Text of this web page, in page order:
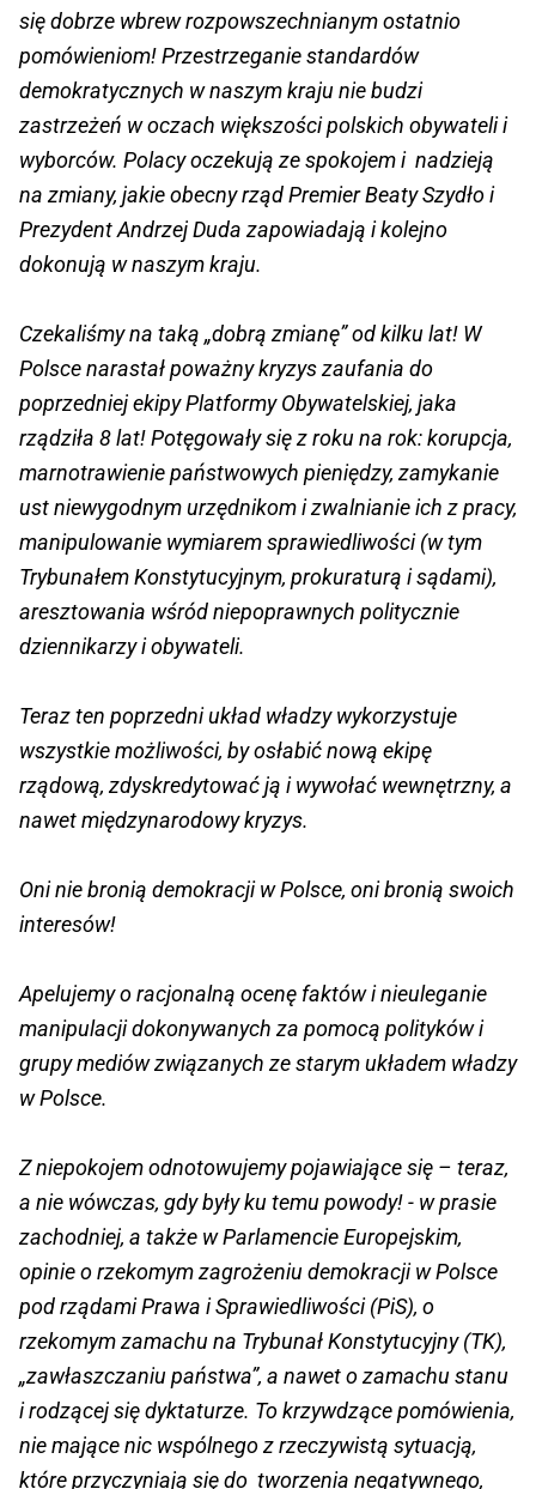
się dobrze wbrew rozpowszechnianym ostatnio
pomówieniom! Przestrzeganie standardów
demokratycznych w naszym kraju nie budzi
zastrzeżeń w oczach większości polskich obywateli i
wyborców. Polacy oczekują ze spokojem i nadzieją
na zmiany, jakie obecny rząd Premier Beaty Szydło i
Prezydent Andrzej Duda zapowiadają i kolejno
dokonują w naszym kraju.
Czekaliśmy na taką „dobrą zmianę” od kilku lat! W
Polsce narastał poważny kryzys zaufania do
poprzedniej ekipy Platformy Obywatelskiej, jaka
rządziła 8 lat! Potęgowały się z roku na rok: korupcja,
marnotrawienie państwowych pieniędzy, zamykanie
ust niewygodnym urzędnikom i zwalnianie ich z pracy,
manipulowanie wymiarem sprawiedliwości (w tym
Trybunałem Konstytucyjnym, prokuraturą i sądami),
aresztowania wśród niepoprawnych politycznie
dziennikarzy i obywateli.
Teraz ten poprzedni układ władzy wykorzystuje
wszystkie możliwości, by osłabić nową ekipę
rządową, zdyskredytować ją i wywołać wewnętrzny, a
nawet międzynarodowy kryzys.
Oni nie bronią demokracji w Polsce, oni bronią swoich
interesów!
Apelujemy o racjonalną ocenę faktów i nieuleganie
manipulacji dokonywanych za pomocą polityków i
grupy mediów związanych ze starym układem władzy
w Polsce.
Z niepokojem odnotowujemy pojawiające się – teraz,
a nie wówczas, gdy były ku temu powody! - w prasie
zachodniej, a także w Parlamencie Europejskim,
opinie o rzekomym zagrożeniu demokracji w Polsce
pod rządami Prawa i Sprawiedliwości (PiS), o
rzekomym zamachu na Trybunał Konstytucyjny (TK),
„zawłaszczaniu państwa”, a nawet o zamachu stanu
i rodzącej się dyktaturze. To krzywdzące pomówienia,
nie mające nic wspólnego z rzeczywistą sytuacją,
które przyczyniają się do tworzenia negatywnego,